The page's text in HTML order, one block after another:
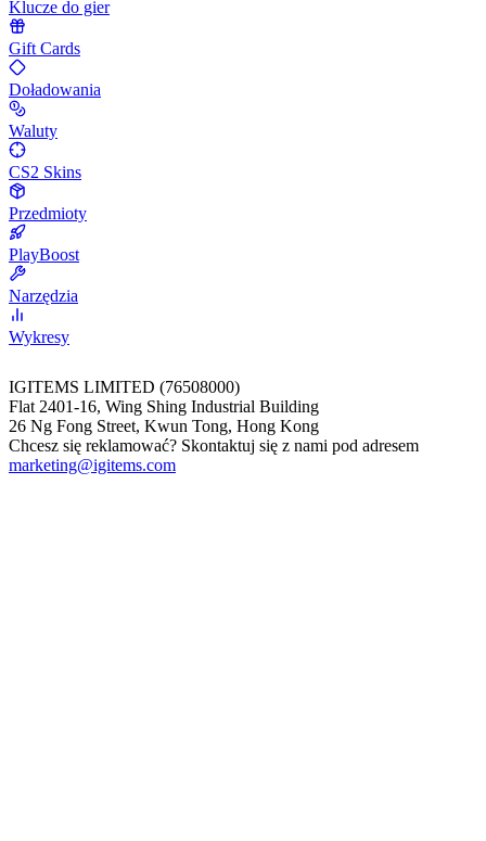
Klucze do gier
Gift Cards
Doładowania
Waluty
CS2 Skins
Przedmioty
PlayBoost
Narzędzia
Wykresy
IGITEMS LIMITED (76508000)
Flat 2401-16, Wing Shing Industrial Building
26 Ng Fong Street, Kwun Tong, Hong Kong
Chcesz się reklamować? Skontaktuj się z nami pod adresem
marketing@igitems.com